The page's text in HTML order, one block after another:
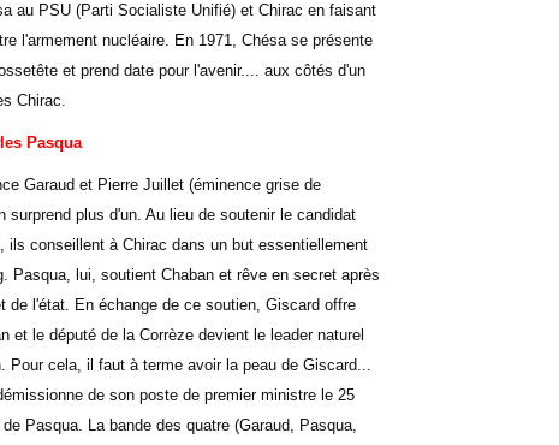
au PSU (Parti Socialiste Unifié) et Chirac en faisant
l'armement nucléaire. En 1971, Chésa se présente
et prend date pour l'avenir.... aux côtés d'un
Chirac.
Pasqua
Garaud et Pierre Juillet (éminence grise de
plus d'un. Au lieu de soutenir le candidat
ils conseillent à Chirac dans un but essentiellement
Pasqua, lui, soutient Chaban et rêve en secret après
de l'état. En échange de ce soutien, Giscard offre
et le député de la Corrèze devient le leader naturel
Pour cela, il faut à terme avoir la peau de Giscard...
de son poste de premier ministre le 25
Pasqua. La bande des quatre (Garaud, Pasqua,